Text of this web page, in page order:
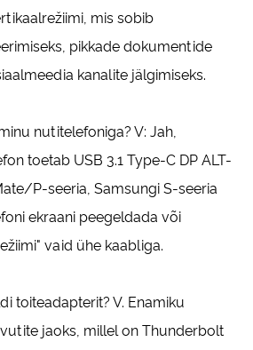
mis sobib
pikkade dokumentide
kanalite jälgimiseks.
nutitelefoniga? V: Jah,
toetab USB 3.1 Type-C DP ALT-
P-seeria, Samsungi S-seeria
ekraani peegeldada või
vaid ühe kaabliga.
toiteadapterit? V. Enamiku
jaoks, millel on Thunderbolt